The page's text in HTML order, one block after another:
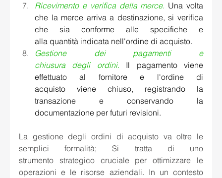
Ricevimento e verifica della merce. Una volta
che la merce arriva a destinazione, si verifica
che sia conforme alle specifiche e
alla quantità indicata nell'ordine di acquisto.
Gestione dei pagamenti e
chiusura degli ordini.
Il pagamento viene
effettuato al fornitore e l'ordine di
acquisto viene chiuso, registrando la
transazione e conservando la
documentazione per futuri revisioni.
La gestione degli ordini di acquisto va oltre le
semplici formalità; Si tratta di uno
strumento strategico cruciale per ottimizzare le
operazioni e le risorse aziendali. In un contesto